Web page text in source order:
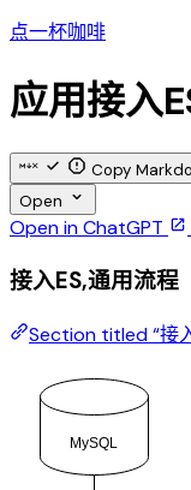
点一杯咖啡
应用接入
Copy
Open
Open in ChatGPT
接入ES,通用流程
Section titled “接